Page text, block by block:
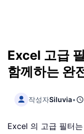
Excel 고급
함께하는 완
작성자Siluvia•
Excel 의 고급 필터